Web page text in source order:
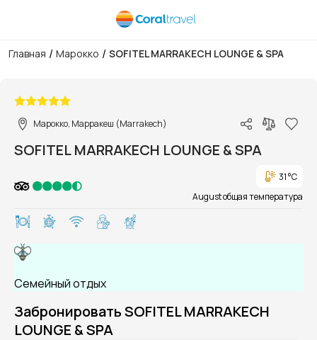
Главная / Марокко / SOFITEL MARRAKECH LOUNGE & SPA
Марокко, Марракеш (Marrakech)
SOFITEL MARRAKECH LOUNGE & SPA
31 °C
August общая температура
Семейный отдых
Забронировать SOFITEL MARRAKECH
LOUNGE & SPA